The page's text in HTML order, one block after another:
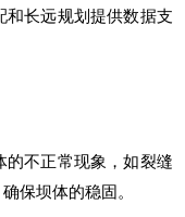
和长远规划提供数据支
的不正常现象，如裂缝
保坝体的稳固。